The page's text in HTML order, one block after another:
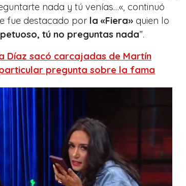
nada y tú venías…«, continuó
fue destacado por la «Fiera» quien lo
tú no preguntas nada”.
Díaz sacó carcajadas de Martín
pregunta sobre la fama